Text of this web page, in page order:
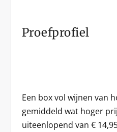
Proefprofiel
Een box vol wijnen van
gemiddeld wat hoger
uiteenlopend van €